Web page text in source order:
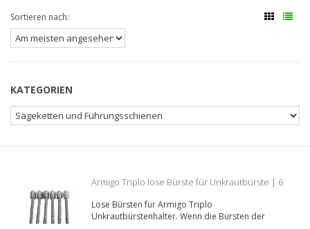
Sortieren nach:
KATEGORIEN
Armigo Triplo lose Bürste für Unkrautbürste | 6
Stücke
Lose Bürsten für Armigo Triplo
Unkrautbürstenhalter. Wenn die Bürsten der